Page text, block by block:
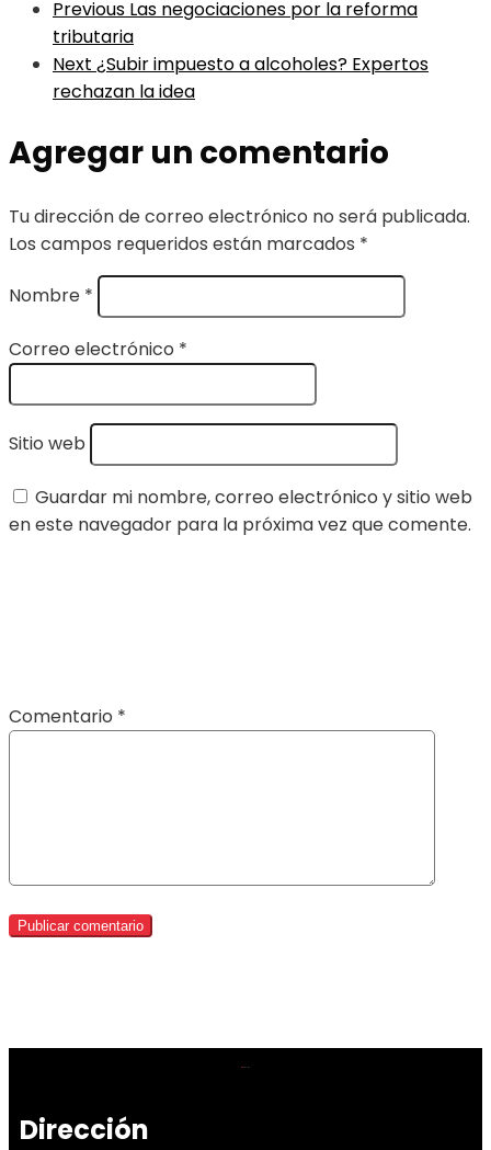
Previous Las negociaciones por la reforma
tributaria
Next ¿Subir impuesto a alcoholes? Expertos
rechazan la idea
Agregar un comentario
Tu dirección de correo electrónico no será publicada.
Los campos requeridos están marcados *
Nombre *
Correo electrónico *
Sitio web
Guardar mi nombre, correo electrónico y sitio web
en este navegador para la próxima vez que comente.
Comentario *
Dirección